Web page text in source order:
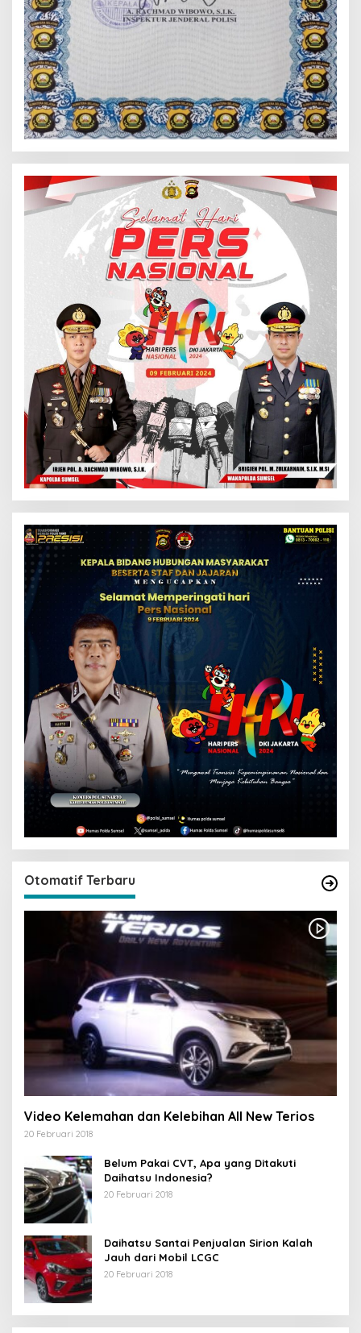
Otomatif Terbaru
Video Kelemahan dan Kelebihan All New Terios
20 Februari 2018
Belum Pakai CVT, Apa yang Ditakuti
Daihatsu Indonesia?
20 Februari 2018
Daihatsu Santai Penjualan Sirion Kalah
Jauh dari Mobil LCGC
20 Februari 2018